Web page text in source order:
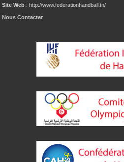
Site Web : http://www.federationhandball.tn/
Nous Contacter